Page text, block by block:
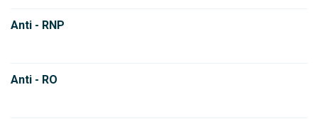
Anti - RNP
Anti - RO